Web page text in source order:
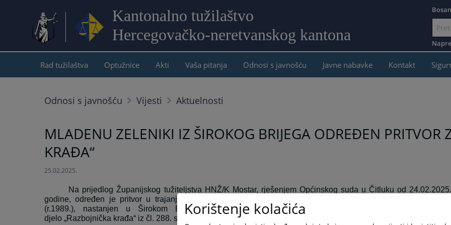
Kantonalno tužilaštvo
Hercegovačko-neretvanskog kantona
sadržaj
Rad tužilaštva Optužnice Akti Vaša pitanja Odnosi s javnošću Javne nabavke Kontakt
Odnosi s javnošću Vijesti Aktuelnosti
MLADENU ZELENIKI IZ ŠIROKOG BRIJEGA ODREĐEN PRITVOR
KRAĐA“
25.02.2025.
Na prijedlog Županijskog tužiteljstva HNŽ/K Mostar, rješenjem Općinskog suda u Čitluku od 24.02.2025.
godine, određen je pritvor u trajanju od najdulje 1 (jedan) mjesec, prema osumnjičenom
(r.1989.), nastanjen u Širokom Brijegu,zbog postojanja osnovane sumnje da je počinio kazneno
djelo „Razbojnička krađa“ iz čl. 288. st. 1. KZ F BiH
Korištenje kolačića